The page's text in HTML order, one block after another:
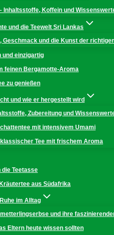
Inhaltsstoffe, Koffein und
und die Teewelt Sri Lankas
Geschmack und die Kunst der
und einzigartig
feinen Bergamotte-Aroma
zu genießen
und wie er hergestellt wird
Zubereitung und
mit intensivem Umami
Tee mit frischem Aroma
die Teetasse
aus Südafrika
im Alltag
und ihre
Eltern heute wissen sollten